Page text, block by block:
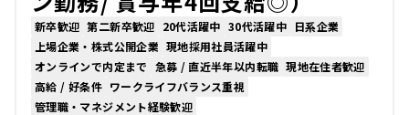
新卒歓迎 第二新卒歓迎 20代活躍中 30代活躍中 日系企業
上場企業・株式公開企業 現地採用社員活躍中
オンラインで内定まで 急募 / 直近半年以内転職 現地在住者歓迎
高給 / 好条件 ワークライフバランス重視
管理職・マネジメント経験歓迎